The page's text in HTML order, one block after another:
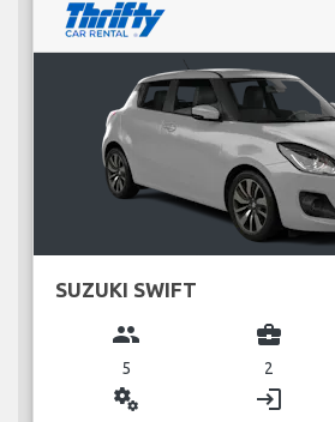
SUZUKI SWIFT
group
5
business_center
2
miscellaneous_services login